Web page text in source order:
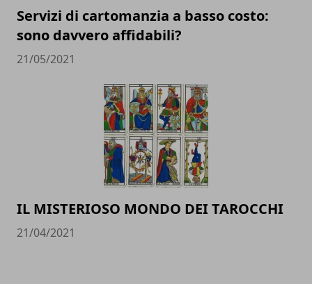
Servizi di cartomanzia a basso costo:
sono davvero affidabili?
21/05/2021
IL MISTERIOSO MONDO DEI TAROCCHI
21/04/2021